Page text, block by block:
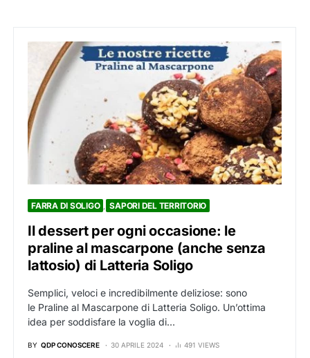
FARRA DI SOLIGO SAPORI DEL TERRITORIO
Il dessert per ogni occasione: le
praline al mascarpone (anche senza
lattosio) di Latteria Soligo
Semplici, veloci e incredibilmente deliziose: sono
le Praline al Mascarpone di Latteria Soligo. Un’ottima
idea per soddisfare la voglia di…
BY QDP CONOSCERE 30 APRILE 2024 491 VIEWS